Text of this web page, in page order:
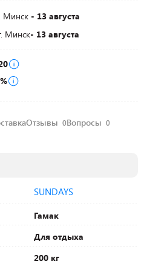
Минск - 13 августа
Минск- 13 августа
Отзывы 0Вопросы 0
SUNDAYS
Гамак
Для отдыха
200 кг